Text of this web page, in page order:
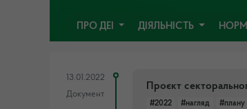
ПРО ДЕІ ДІЯЛЬНІСТЬ
13.01.2022
Документ
Проєкт
#2022 #нагляд #плану